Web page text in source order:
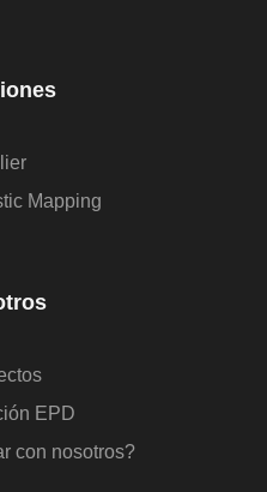
Mapping
EPD
con nosotros?